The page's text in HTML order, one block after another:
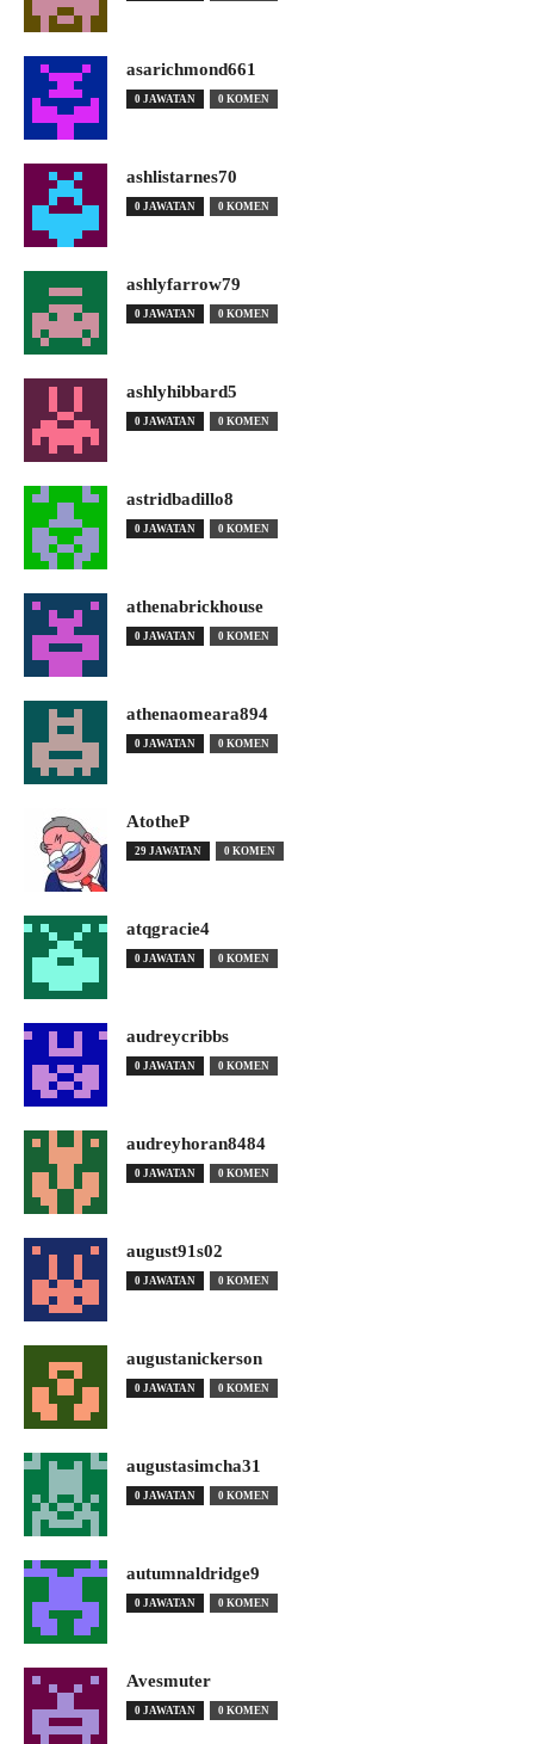
asarichmond661
0 JAWATAN 0 KOMEN
ashlistarnes70
0 JAWATAN 0 KOMEN
ashlyfarrow79
0 JAWATAN 0 KOMEN
ashlyhibbard5
0 JAWATAN 0 KOMEN
astridbadillo8
0 JAWATAN 0 KOMEN
athenabrickhouse
0 JAWATAN 0 KOMEN
athenaomeara894
0 JAWATAN 0 KOMEN
AtotheP
29 JAWATAN 0 KOMEN
atqgracie4
0 JAWATAN 0 KOMEN
audreycribbs
0 JAWATAN 0 KOMEN
audreyhoran8484
0 JAWATAN 0 KOMEN
august91s02
0 JAWATAN 0 KOMEN
augustanickerson
0 JAWATAN 0 KOMEN
augustasimcha31
0 JAWATAN 0 KOMEN
autumnaldridge9
0 JAWATAN 0 KOMEN
Avesmuter
0 JAWATAN 0 KOMEN